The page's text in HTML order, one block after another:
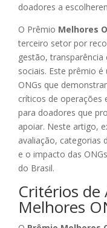
doadores a
O Prêmio Melhores
terceiro setor por
gestão,
sociais. Este prêmio
ONGs que
críticos de operações
para doadores que
apoiar. Neste artigo,
avaliação, categorias
e o impacto das
do Brasil.
Critérios de
Melhores